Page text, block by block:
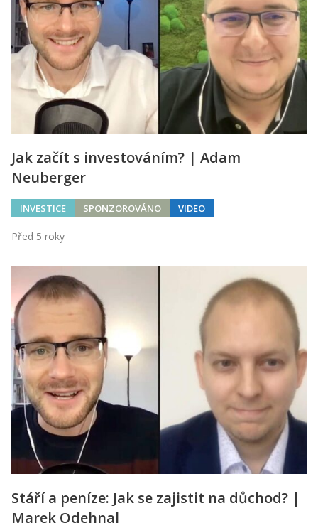
Jak začít s investováním? | Adam
Neuberger
INVESTICE SPONZOROVÁNO VIDEO
Před 5 roky
Stáří a peníze: Jak se zajistit na důchod? |
Marek Odehnal